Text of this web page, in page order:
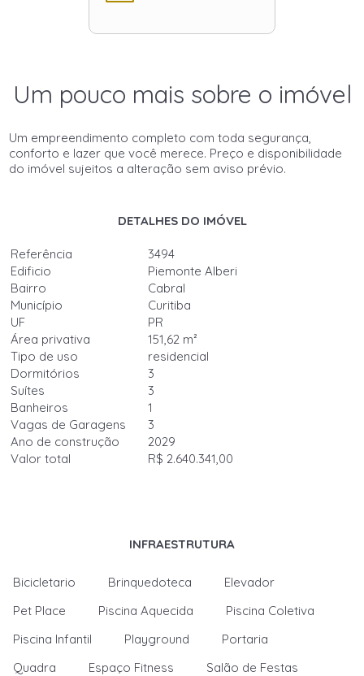
Um pouco mais sobre o imóvel
Um empreendimento completo com toda segurança,
conforto e lazer que você merece. Preço e disponibilidade
do imóvel sujeitos a alteração sem aviso prévio.
DETALHES DO IMÓVEL
Referência
3494
Edificio
Piemonte Alberi
Bairro
Cabral
Município
Curitiba
UF
PR
Área privativa
151,62 m²
Tipo de uso
residencial
Dormitórios
3
Suítes
3
Banheiros
1
Vagas de Garagens
3
Ano de construção
2029
Valor total
R$ 2.640.341,00
INFRAESTRUTURA
Bicicletario Brinquedoteca
Elevador
Pet Place
Piscina Aquecida
Piscina Coletiva
Piscina Infantil
Playground
Portaria
Quadra
Espaço Fitness
Salão de Festas